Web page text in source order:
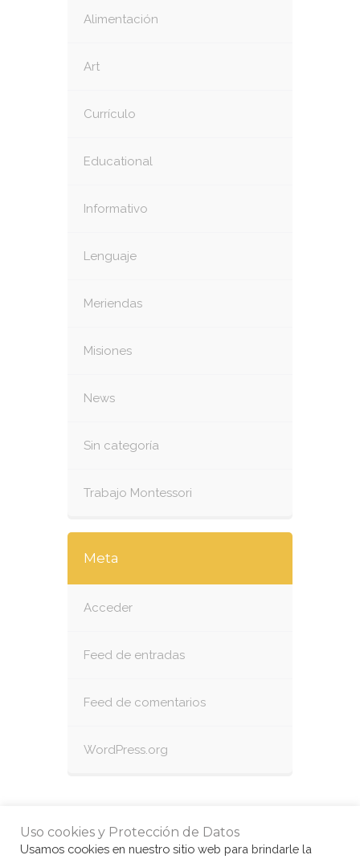
Alimentación
Art
Currículo
Educational
Informativo
Lenguaje
Meriendas
Misiones
News
Sin categoría
Trabajo Montessori
Meta
Acceder
Feed de entradas
Feed de comentarios
WordPress.org
Uso cookies y Protección de Datos
Usamos cookies en nuestro sitio web para brindarle la